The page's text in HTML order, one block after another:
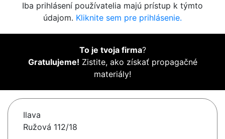
Iba prihlásení používatelia majú prístup k týmto
údajom. Kliknite sem pre prihlásenie.
To je tvoja firma?
Gratulujeme! Zistite, ako získať propagačné
materiály!
Ilava
Ružová 112/18